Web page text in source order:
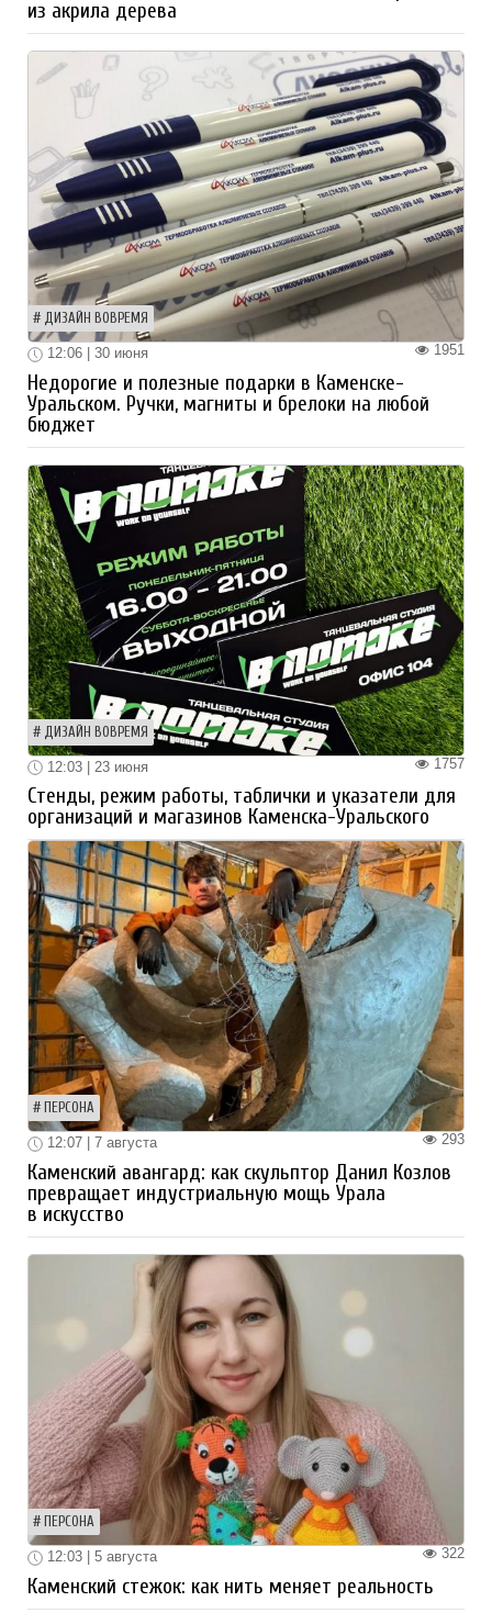
из акрила дерева
ДИЗАЙН ВОВРЕМЯ
1951
12:06 | 30 июня
Недорогие и полезные подарки в Каменске-
Уральском. Ручки, магниты и брелоки на любой
бюджет
ДИЗАЙН ВОВРЕМЯ
1757
12:03 | 23 июня
Стенды, режим работы, таблички и указатели для
организаций и магазинов Каменска-Уральского
ПЕРСОНА
293
12:07 | 7 августа
Каменский авангард: как скульптор Данил Козлов
превращает индустриальную мощь Урала
в искусство
ПЕРСОНА
322
12:03 | 5 августа
Каменский стежок: как нить меняет реальность